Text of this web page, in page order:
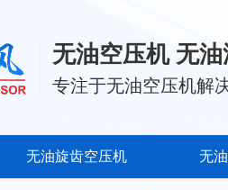
无油空压机 无
专注于无油空压机解
无油旋齿空压机 无